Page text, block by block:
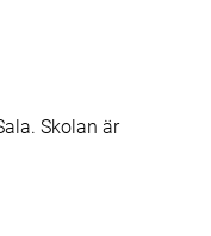
Skolan är